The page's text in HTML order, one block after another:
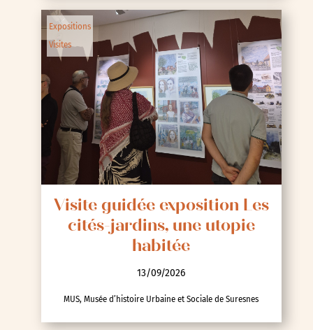
Expositions
Visites
Visite guidée exposition Les
cités-jardins, une utopie
habitée
13/09/2026
MUS, Musée d’histoire Urbaine et Sociale de Suresnes